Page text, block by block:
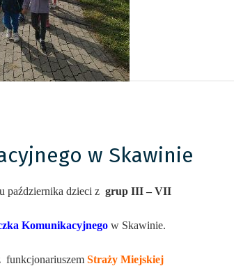
w Skawinie
października dzieci z grup III – VII
Komunikacyjnego w Skawinie.
funkcjonariuszem Straży Miejskiej